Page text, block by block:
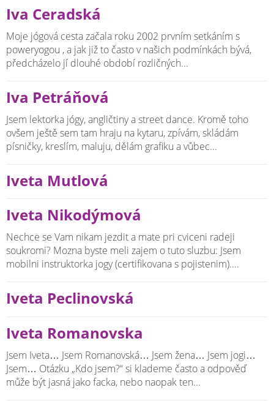
Iva Ceradská
Moje jógová cesta začala roku 2002 prvním setkáním s
poweryogou , a jak již to často v našich podmínkách bývá,
předcházelo jí dlouhé období rozličných...
Iva Petráňová
Jsem lektorka jógy, angličtiny a street dance. Kromě toho
ovšem ještě sem tam hraju na kytaru, zpívám, skládám
písničky, kreslím, maluju, dělám grafiku a vůbec...
Iveta Mutlová
Iveta Nikodýmová
Nechce se Vam nikam jezdit a mate pri cviceni radeji
soukromi? Mozna byste meli zajem o tuto sluzbu: Jsem
mobilni instruktorka jogy (certifikovana s pojistenim)....
Iveta Peclinovská
Iveta Romanovska
Jsem Iveta… Jsem Romanovská… Jsem žena… Jsem jogi…
Jsem… Otázku „Kdo jsem?“ si klademe často a odpověď
může být jasná jako facka, nebo naopak ten...